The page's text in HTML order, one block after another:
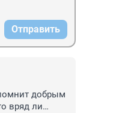
Отправить
добрым
вряд ли…